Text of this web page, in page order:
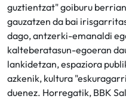
guztientzat" goiburu
gauzatzen da bai
dago, antzerki-emanaldi
kalteberatasun-egoeran
lankidetzan, espaziora
azkenik, kultura
duenez. Horregatik, BBK